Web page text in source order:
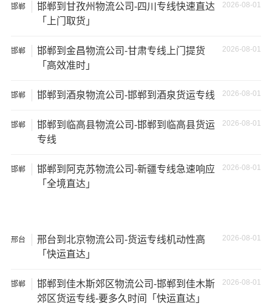
17米
货车
150立
货车
方
其他货主物流经验分享
选择了一家不靠谱的物流公司，可能会面临以下风险和损
中丢失或损坏你的包裹，导致你的物品无法送达或受到损
2、运输时间延迟：不靠谱的物流公司可能会在运输过程中
出现延误，导致你的物品无法按时送达；
邯郸 2026-08-01
邯郸到甘孜州物流公司-四川专线快速直达
「上门取货」
邯郸 2026-08-01
邯郸到金昌物流公司-甘肃专线上门提货
「高效准时」
邯郸 2026-08-01
邯郸到酒泉物流公司-邯郸到酒泉货运专线
邯郸 2026-08-01
邯郸到临高县物流公司-邯郸到临高县货运
专线
邯郸 2026-08-01
邯郸到阿克苏物流公司-新疆专线急速响应
「全境直达」
邢台 2026-08-01
邢台到北京物流公司-货运专线机动性高
「快运直达」
邯郸 2026-08-01
邯郸到佳木斯郊区物流公司-邯郸到佳木斯
郊区货运专线-要多久时间「快运直达」